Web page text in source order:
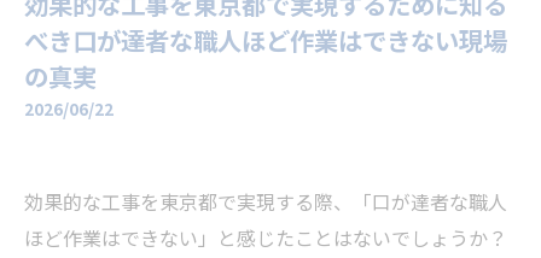
べき口が達者な職人ほど作業はできない現場
の真実
2026/06/22
効果的な工事を東京都で実現する際、「口が達者な職人
ほど作業はできない」と感じたことはないでしょうか？